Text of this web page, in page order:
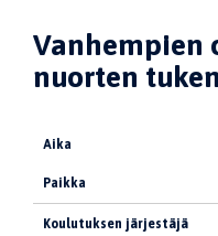
Vanhempien
nuorten
Aika
Paikka
Koulutuksen järjestäjä